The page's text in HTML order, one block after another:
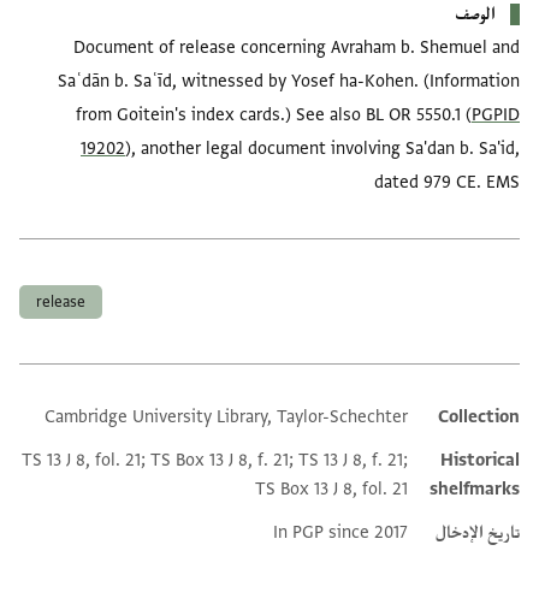
الوصف
Document of release concerning Avraham b. Shemuel and
Saʿdān b. Saʿīd, witnessed by Yosef ha-Kohen. (Information
from Goitein's index cards.) See also BL OR 5550.1 (PGPID
19202), another legal document involving Sa'dan b. Sa'id,
dated 979 CE. EMS
release
Additional metadata
Collection
Cambridge University Library, Taylor-Schechter
Historical
shelfmarks
TS 13 J 8, fol. 21; TS Box 13 J 8, f. 21; TS 13 J 8, f. 21;
TS Box 13 J 8, fol. 21
تاريخ الإدخال
In PGP since 2017